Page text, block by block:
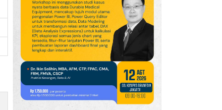
Promo Super Hemat
Indomaret 6–19 Agustus
2026, Diskon Kebutuhan
Rumah hingga 40%
10 Jadwal Persija vs Arema
FC Perebutan Juara 3
Piala Presiden 2026,
Kick-off Sore Ini